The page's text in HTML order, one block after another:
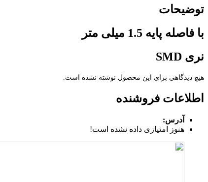
توضیحات
با فاصله پایه 1.5 میلی متر
نری SMD
هیچ دیدگاهی برای این محصول نوشته نشده است.
اطلاعات فروشنده
آدرس:
هنوز امتیازی داده نشده است!